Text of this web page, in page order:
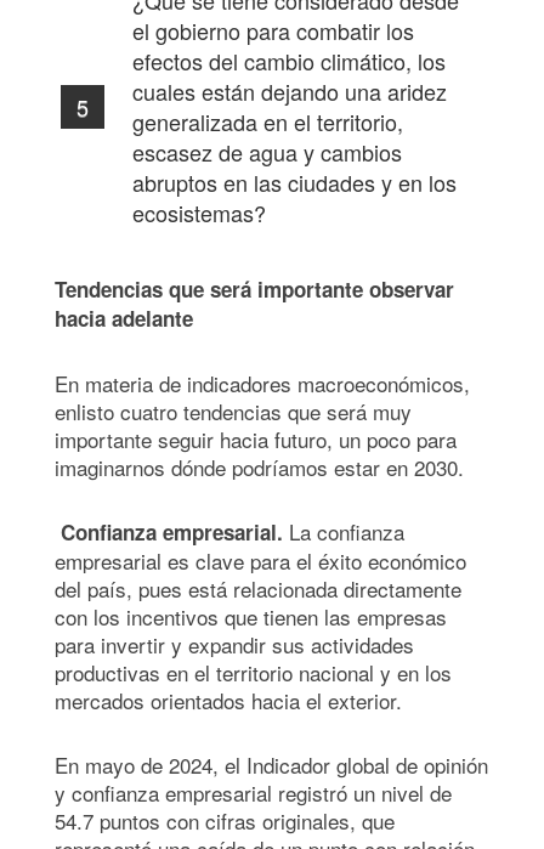
el gobierno para combatir los
efectos del cambio climático, los
cuales están dejando una aridez
generalizada en el territorio,
escasez de agua y cambios
abruptos en las ciudades y en los
ecosistemas?
Tendencias que será importante observar
hacia adelante
En materia de indicadores macroeconómicos,
enlisto cuatro tendencias que será muy
importante seguir hacia futuro, un poco para
imaginarnos dónde podríamos estar en 2030.
Confianza empresarial. La confianza
empresarial es clave para el éxito económico
del país, pues está relacionada directamente
con los incentivos que tienen las empresas
para invertir y expandir sus actividades
productivas en el territorio nacional y en los
mercados orientados hacia el exterior.
En mayo de 2024, el Indicador global de opinión
y confianza empresarial registró un nivel de
54.7 puntos con cifras originales, que